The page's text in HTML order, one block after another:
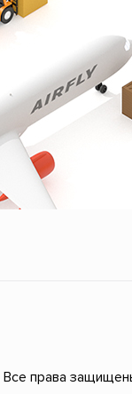
Все права